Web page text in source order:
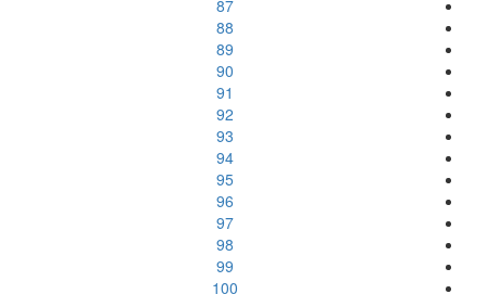
87
88
89
90
91
92
93
94
95
96
97
98
99
100